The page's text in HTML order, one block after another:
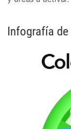
Infografía